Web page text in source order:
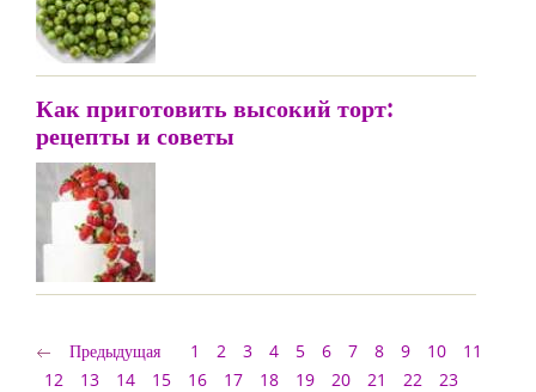
Как приготовить высокий торт:
рецепты и советы
Предыдущая 1 2 3 4 5 6 7 8 9 10
11
12
13 14 15 16 17 18 19 20 21 22
23